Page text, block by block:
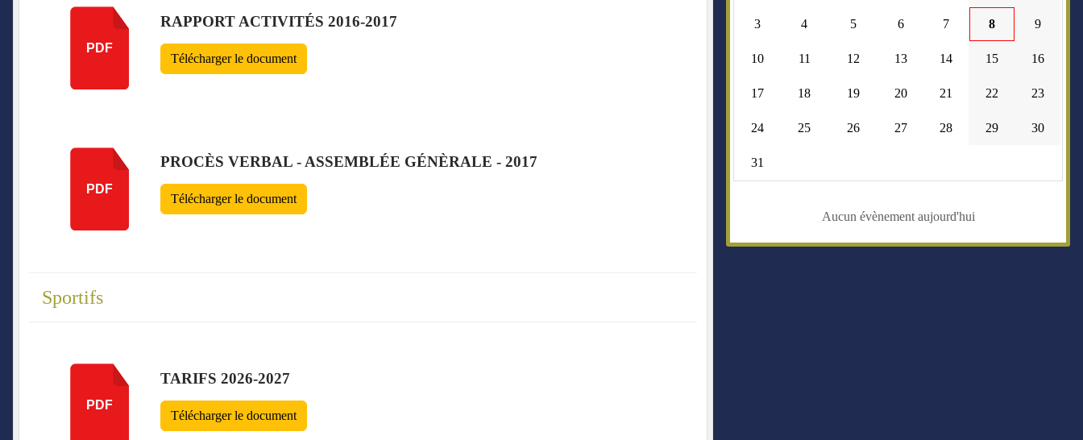
PDF
RAPPORT ACTIVITÉS 2016-2017
Télécharger le document
PDF
PROCÈS VERBAL - ASSEMBLÉE GÉNÈRALE - 2017
Télécharger le document
Sportifs
PDF
TARIFS 2026-2027
Télécharger le document
3 4 5 6 7 8 9
10 11 12 13 14 15 16
17 18 19 20 21 22 23
24 25 26 27 28 29 30
31
Aucun évènement aujourd'hui